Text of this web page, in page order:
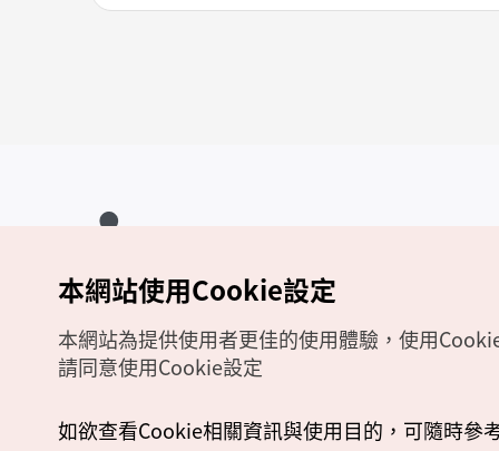
Copyrights (c) 韓國觀光公社版權所有
如有相關疑問或建議，歡迎來信至官方信箱
本網站使用Cookie設定
本網站為提供使用者更佳的使用體驗，使用
請同意使用Cookie設定
如欲查看Cookie相關資訊與使用目的，可隨時參